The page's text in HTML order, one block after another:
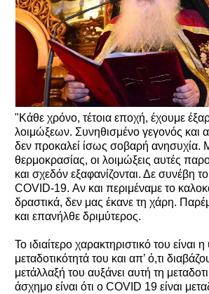
"Κάθε χρόνο, τέτοια εποχή, έχουμε
λοιμώξεων. Συνηθισμένο γεγονός και
δεν προκαλεί ίσως σοβαρή ανησυχία.
θερμοκρασίας, οι λοιμώξεις αυτές
και σχεδόν εξαφανίζονται. Δε συνέβη το
COVID-19. Αν και περιμέναμε το
δραστικά, δεν μας έκανε τη χάρη.
και επανήλθε δριμύτερος.
Το ιδιαίτερο χαρακτηριστικό του είναι
μεταδοτικότητά του και απ’ ό,τι
μετάλλαξή του αυξάνει αυτή τη
άσχημο είναι ότι ο COVID 19 είναι